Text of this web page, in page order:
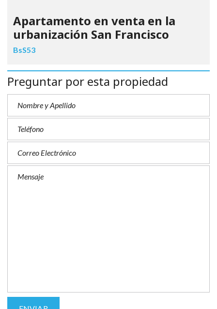
Apartamento en venta en la
urbanización San Francisco
BsS53
Preguntar por esta propiedad